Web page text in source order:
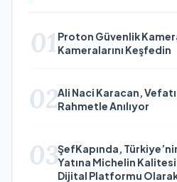
01 Proton Güvenlik
Kameralarını Keşfedin
02Ali Naci Karacan,
Rahmetle Anılıyor
03ŞefKapında,
Yatına Michelin
Dijital Platformu Olarak